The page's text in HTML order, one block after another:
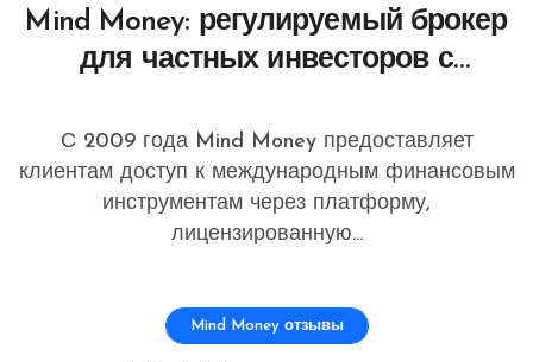
Mind Money: регулируемый брокер
для частных инвесторов с
стабильность и безопасность
С 2009 года Mind Money предоставляет
клиентам доступ к международным финансовым
инструментам через платформу,
лицензированную...
Mind Money отзывы